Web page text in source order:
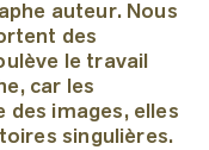
auteur. Nous
des
le travail
car les
des images, elles
singulières.